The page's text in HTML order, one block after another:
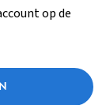
op de